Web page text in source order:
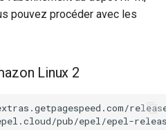
-
pouvez procéder avec les
Linux 2
pub/epel/epel-